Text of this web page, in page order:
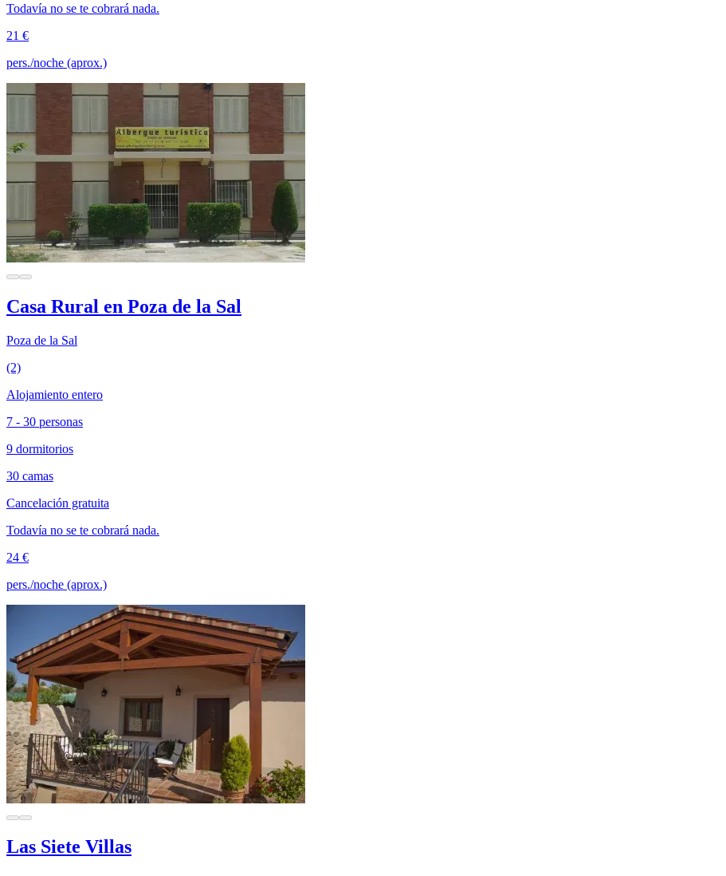
Todavía no se te cobrará nada.
21 €
pers./noche (aprox.)
Casa Rural en Poza de la Sal
Poza de la Sal
(2)
Alojamiento entero
7 - 30 personas
9 dormitorios
30 camas
Cancelación gratuita
Todavía no se te cobrará nada.
24 €
pers./noche (aprox.)
Las Siete Villas